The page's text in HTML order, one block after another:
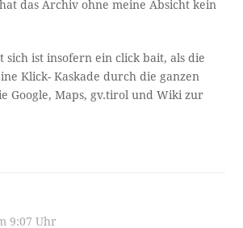
das Archiv ohne meine Absicht kein
ist insofern ein click bait, als die
Klick- Kaskade durch die ganzen
Google, Maps, gv.tirol und Wiki zur
9:07 Uhr